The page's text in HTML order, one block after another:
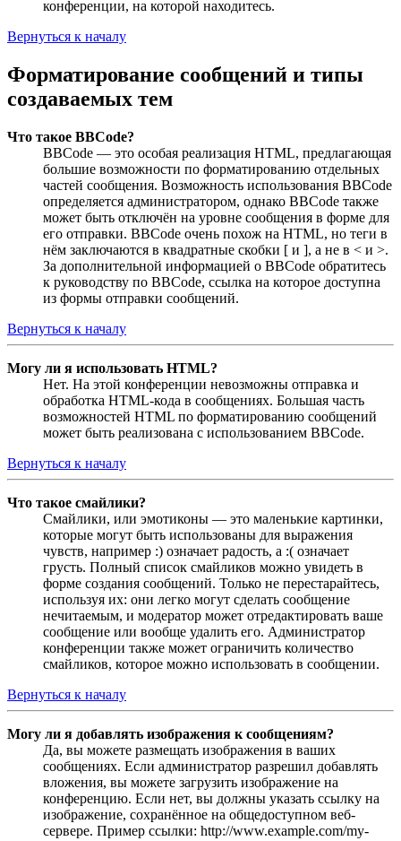
конференции, на которой находитесь.
Вернуться к началу
Форматирование сообщений и типы
создаваемых тем
Что такое BBCode?
BBCode — это особая реализация HTML, предлагающая
большие возможности по форматированию отдельных
частей сообщения. Возможность использования BBCode
определяется администратором, однако BBCode также
может быть отключён на уровне сообщения в форме для
его отправки. BBCode очень похож на HTML, но теги в
нём заключаются в квадратные скобки [ и ], а не в < и >.
За дополнительной информацией о BBCode обратитесь
к руководству по BBCode, ссылка на которое доступна
из формы отправки сообщений.
Вернуться к началу
Могу ли я использовать HTML?
Нет. На этой конференции невозможны отправка и
обработка HTML-кода в сообщениях. Большая часть
возможностей HTML по форматированию сообщений
может быть реализована с использованием BBCode.
Вернуться к началу
Что такое смайлики?
Смайлики, или эмотиконы — это маленькие картинки,
которые могут быть использованы для выражения
чувств, например :) означает радость, а :( означает
грусть. Полный список смайликов можно увидеть в
форме создания сообщений. Только не перестарайтесь,
используя их: они легко могут сделать сообщение
нечитаемым, и модератор может отредактировать ваше
сообщение или вообще удалить его. Администратор
конференции также может ограничить количество
смайликов, которое можно использовать в сообщении.
Вернуться к началу
Могу ли я добавлять изображения к сообщениям?
Да, вы можете размещать изображения в ваших
сообщениях. Если администратор разрешил добавлять
вложения, вы можете загрузить изображение на
конференцию. Если нет, вы должны указать ссылку на
изображение, сохранённое на общедоступном веб-
сервере. Пример ссылки: http://www.example.com/my-